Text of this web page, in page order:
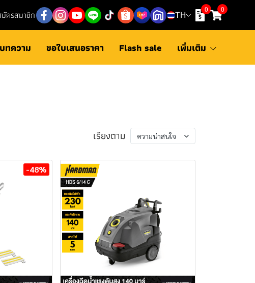
ครสมาชิก TH
0 0
บทความ ขอใบเสนอราคา Flash sale เพิ่มเติม
เรียงตาม ความน่าสนใจ
-48%